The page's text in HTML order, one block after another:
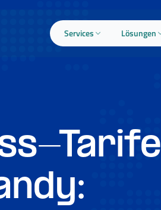
Services Lösungen
Tarife